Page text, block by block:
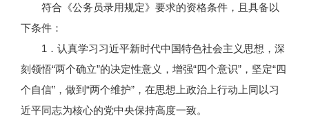
符合《公务员录用规定》要求的资格条件，且具备以
下条件：
1．认真学习习近平新时代中国特色社会主义思想，深
刻领悟“两个确立”的决定性意义，增强“四个意识”，坚定“四
个自信”，做到“两个维护”，在思想上政治上行动上同以习
近平同志为核心的党中央保持高度一致。